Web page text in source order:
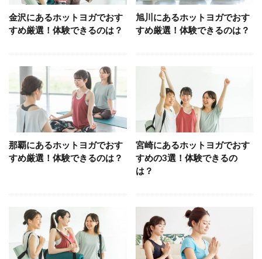
金沢にあるホットヨガでおす
すめ厳選！体験できるのは？
旭川にあるホットヨガでおす
すめ厳選！体験できるのは？
那覇にあるホットヨガでおす
すめ厳選！体験できるのは？
宮崎にあるホットヨガでおす
すめの3選！体験できるの
は？